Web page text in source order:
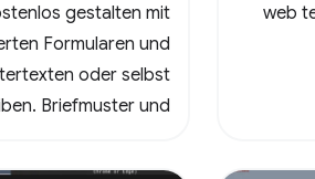
web
gestalten mit
Formularen und
oder selbst
Briefmuster und
Handyvertrag, DSL